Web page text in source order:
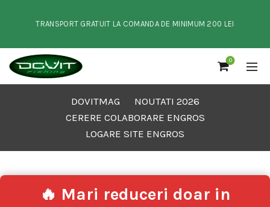
TRANSPORT GRATUIT LA COMANDA DE MINIMUM 200 LEI
0
DOVITMAG
NOUTATI 2026
CERERE COLABORARE ENGROS
LOGARE SITE ENGROS
🔥 Mari reduceri doar in